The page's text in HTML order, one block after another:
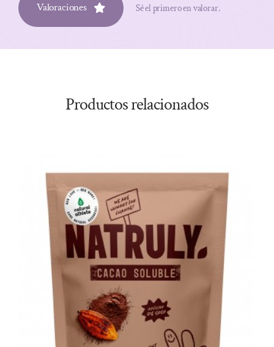
Valoraciones Sé el primero en valorar.
Productos relacionados